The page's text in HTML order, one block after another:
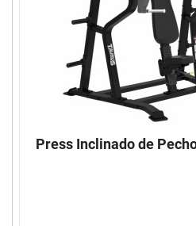
Press Inclinado de